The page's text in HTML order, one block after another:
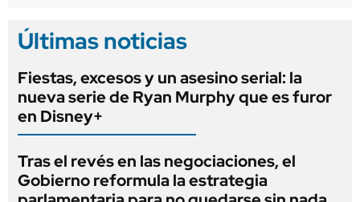
Últimas noticias
Fiestas, excesos y un asesino serial: la
nueva serie de Ryan Murphy que es furor
en Disney+
Tras el revés en las negociaciones, el
Gobierno reformula la estrategia